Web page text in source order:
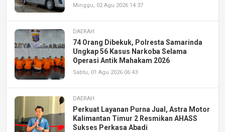
Minggu, 02 Agu 2026 14:37
DAERAH
74 Orang Dibekuk, Polresta Samarinda
Ungkap 56 Kasus Narkoba Selama
Operasi Antik Mahakam 2026
Sabtu, 01 Agu 2026 06:43
DAERAH
Perkuat Layanan Purna Jual, Astra Motor
Kalimantan Timur 2 Resmikan AHASS
Sukses Perkasa Abadi